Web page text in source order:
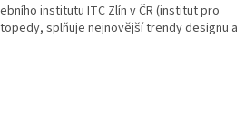
institutu ITC Zlín v ČR (institut pro
splňuje nejnovější trendy designu a